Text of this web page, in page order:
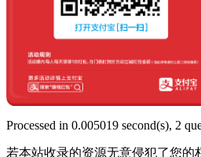
Processed in 0.005019 second(s), 2
若本站收录的资源无意侵犯了您的